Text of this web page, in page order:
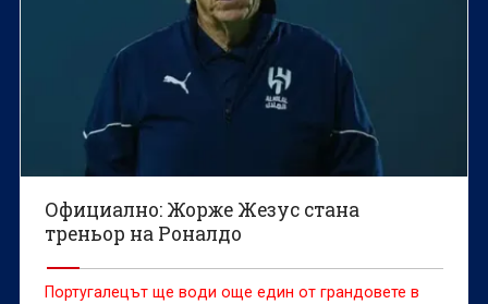
Официално: Жорже Жезус стана
треньор на Роналдо
Португалецът ще води още един от грандовете в